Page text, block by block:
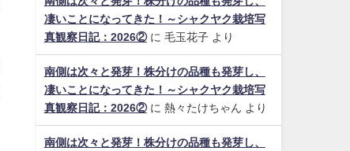
凄いことになってきた！～シャクヤク栽培写
真観察日記：2026②に 毛玉花子より
南側は次々と発芽！株分けの品種も発芽し、
凄いことになってきた！～シャクヤク栽培写
真観察日記：2026②に 熱々たけちゃん より
南側は次々と発芽！株分けの品種も発芽し、